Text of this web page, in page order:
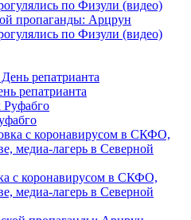
пропаганды: Арцрун
по Физули (видео)
репатрианта
с коронавирусом в СКФО,
медиа-лагерь в Северной